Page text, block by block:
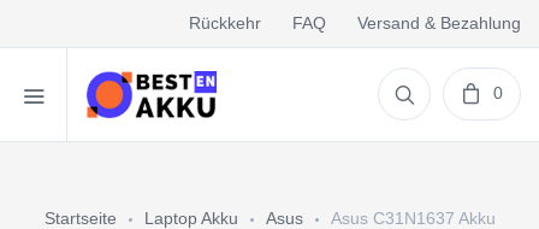
Rückkehr FAQ Versand & Bezahlung
0
Startseite Laptop Akku Asus Asus C31N1637 Akku